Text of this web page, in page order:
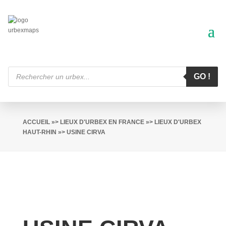
Recherche
produits
GO !
ACCUEIL»> LIEUX D'URBEX EN FRANCE»> LIEUX D'URBEX
HAUT-RHIN »> USINE CIRVA